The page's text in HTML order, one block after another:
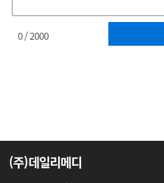
0/ 2000
(주)데일리메디